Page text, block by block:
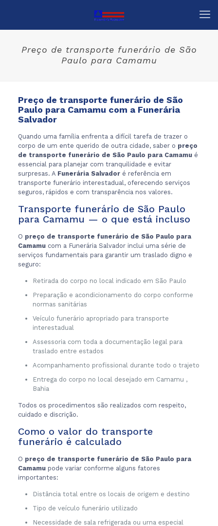
Preço de transporte funerário de São
Paulo para Camamu
Preço de transporte funerário de São
Paulo para Camamu com a Funerária
Salvador
Quando uma família enfrenta a difícil tarefa de trazer o
corpo de um ente querido de outra cidade, saber o preço
de transporte funerário de São Paulo para Camamu é
essencial para planejar com tranquilidade e evitar
surpresas. A Funerária Salvadoré referência em
transporte funerário interestadual, oferecendo serviços
seguros, rápidos e com transparência nos valores.
Transporte funerário de São Paulo
para Camamu — o que está incluso
O preço de transporte funerário de São Paulo para
Camamu com a Funerária Salvador inclui uma série de
serviços fundamentais para garantir um traslado digno e
seguro:
Retirada do corpo no local indicado em São Paulo
Preparação e acondicionamento do corpo conforme
normas sanitárias
Veículo funerário apropriado para transporte
interestadual
Assessoria com toda a documentação legal para
traslado entre estados
Acompanhamento profissional durante todo o trajeto
Entrega do corpo no local desejado em Camamu ,
Bahia
Todos os procedimentos são realizados com respeito,
cuidado e discrição.
Como o valor do transporte
funerário é calculado
O preço de transporte funerário de São Paulo para
Camamu pode variar conforme alguns fatores
importantes:
Distância total entre os locais de origem e destino
Tipo de veículo funerário utilizado
Necessidade de sala refrigerada ou urna especial